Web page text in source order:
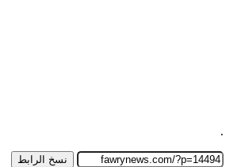
.
نسخ الرابط